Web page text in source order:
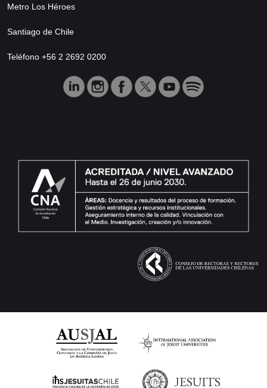
Metro Los Héroes
Santiago de Chile
Teléfono +56 2 2692 0200